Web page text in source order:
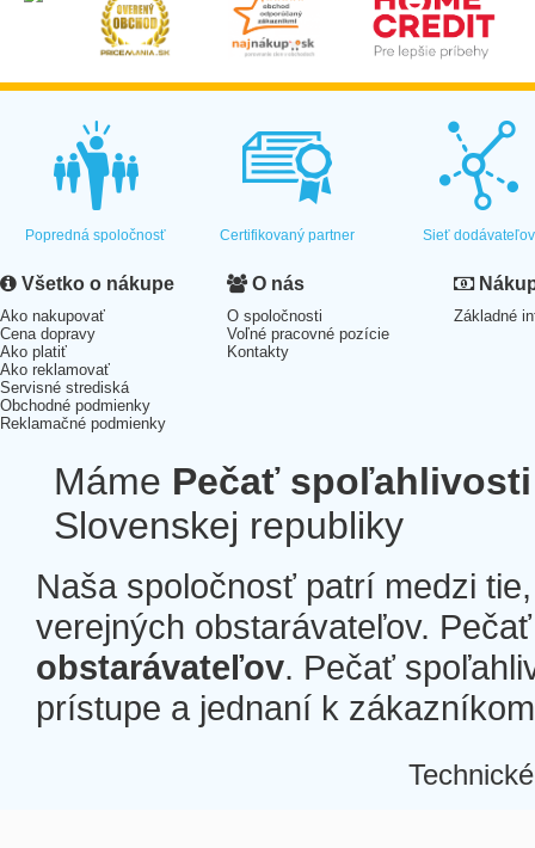
Popredná spoločnosť Certifikovaný partner Sieť dodávateľov
Všetko o nákupe
Ako nakupovať
Cena dopravy
Ako platiť
Ako reklamovať
Servisné strediská
Obchodné podmienky
Reklamačné podmienky
O nás
O spoločnosti
Voľné pracovné pozície
Kontakty
Základné
Máme Pečať spoľahlivosti
Slovenskej republiky
Naša spoločnosť patrí medzi
verejných obstarávateľov.
obstarávateľov. Pečať
prístupe a jednaní k